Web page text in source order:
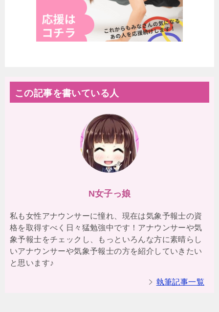
この記事を書いている人
N女子っ娘
私も女性アナウンサーに憧れ、現在は気象予報士の資
格を取得すべく日々猛勉強中です！アナウンサーや気
象予報士をチェックし、もっといろんな方に素晴らし
いアナウンサーや気象予報士の方を紹介していきたい
と思います♪
執筆記事一覧